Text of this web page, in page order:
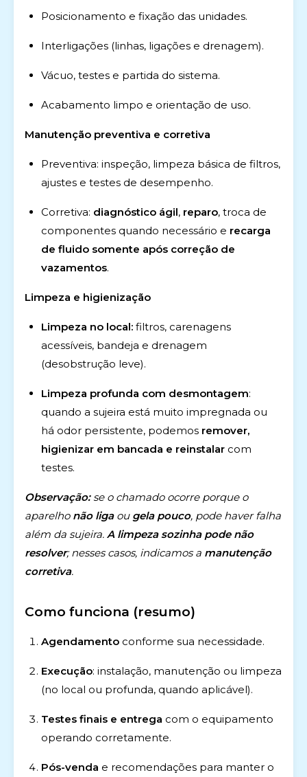
Posicionamento e fixação das unidades.
Interligações (linhas, ligações e drenagem).
Vácuo, testes e partida do sistema.
Acabamento limpo e orientação de uso.
Manutenção preventiva e corretiva
Preventiva: inspeção, limpeza básica de filtros,
ajustes e testes de desempenho.
Corretiva: diagnóstico ágil, reparo, troca de
componentes quando necessário e recarga
de fluido somente após correção de
vazamentos.
Limpeza e higienização
Limpeza no local: filtros, carenagens
acessíveis, bandeja e drenagem
(desobstrução leve).
Limpeza profunda com desmontagem:
quando a sujeira está muito impregnada ou
há odor persistente, podemos remover,
higienizar em bancada e reinstalar com
testes.
Observação:se o chamado ocorre porque o
aparelho não ligaou gela pouco, pode haver falha
além da sujeira. A limpeza sozinha pode não
resolver; nesses casos, indicamos a manutenção
corretiva.
Como funciona (resumo)
Agendamento conforme sua necessidade.
Execução: instalação, manutenção ou limpeza
(no local ou profunda, quando aplicável).
Testes finais e entrega com o equipamento
operando corretamente.
Pós-venda e recomendações para manter o